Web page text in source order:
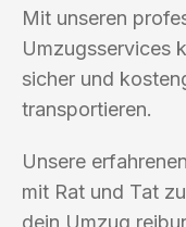
Mit unseren
Umzugsservices
sicher und
transportieren.
Unsere
mit Rat und Tat
dein Umzug